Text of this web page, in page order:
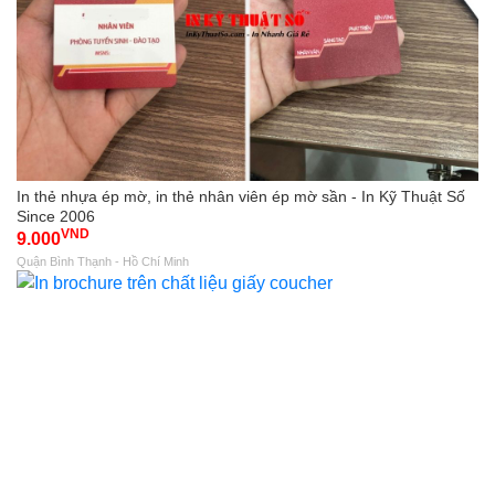
In thẻ nhựa ép mờ, in thẻ nhân viên ép mờ sần - In Kỹ Thuật Số
Since 2006
9.000VND
Quận Bình Thạnh - Hồ Chí Minh